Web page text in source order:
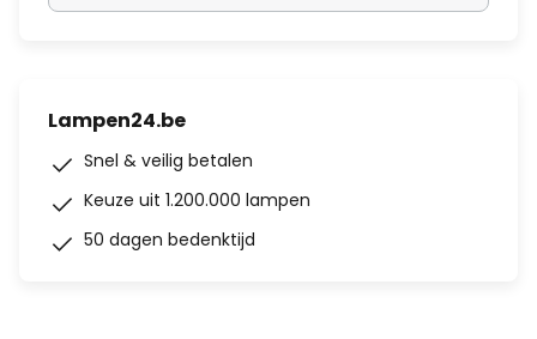
Lampen24.be
Snel & veilig betalen
Keuze uit 1.200.000 lampen
50 dagen bedenktijd